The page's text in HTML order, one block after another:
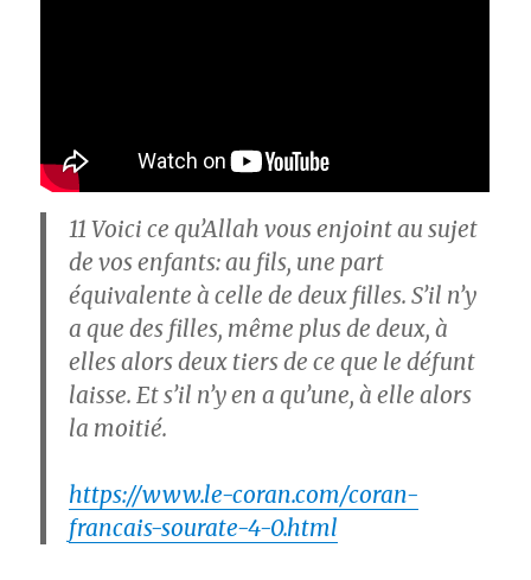
11 Voici ce qu’Allah vous enjoint au sujet
de vos enfants: au fils, une part
équivalente à celle de deux filles. S’il n’y
a que des filles, même plus de deux, à
elles alors deux tiers de ce que le défunt
laisse. Et s’il n’y en a qu’une, à elle alors
la moitié.
https://www.le-coran.com/coran-
francais-sourate-4-0.html